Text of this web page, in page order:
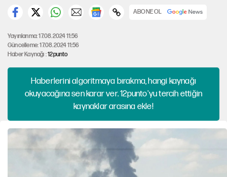
ABONE OL
Yayınlanma: 17.08.2024 11:56
Güncelleme: 17.08.2024 11:56
Haber Kaynağı :12punto
Haberlerini algoritmaya bırakma, hangi kaynağı
okuyacağına sen karar ver. 12punto'yu tercih ettiğin
kaynaklar arasına ekle!